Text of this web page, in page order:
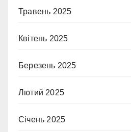
Травень 2025
Квітень 2025
Березень 2025
Лютий 2025
Січень 2025